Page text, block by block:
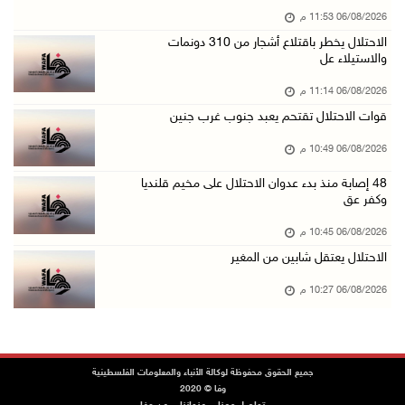
الاحتلال يوسع حملات الدهم والاعتقال في قلنديا ...
06/آب/2026 08:06 م
الرئيس المصري وملك البحرين يشددان على ضرورة ت ...
رابطة العالم الإسلامي تدين تواصل انتهاكات الا ...
اليونيسف: استشهاد 300 طفل منذ وقف إطلاق النار ...
إصابتان بالرصاص والاعتداء خلال اقتحام الاحتلا ...
06/08/2026 11:53 م
الاحتلال يخطر باقتلاع أشجار من 310 دونمات
والاستيلاء عل
06/08/2026 11:14 م
قوات الاحتلال تقتحم يعبد جنوب غرب جنين
06/08/2026 10:49 م
48 إصابة منذ بدء عدوان الاحتلال على مخيم قلنديا
وكفر عق
06/08/2026 10:45 م
الاحتلال يعتقل شابين من المغير
06/08/2026 10:27 م
جميع الحقوق محفوظة لوكالة الأنباء والمعلومات الفلسطينية
وفا © 2020